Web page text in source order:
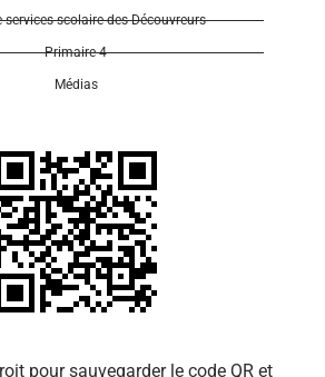
services scolaire des Découvreurs
Primaire 4
Médias
pour sauvegarder le code QR et